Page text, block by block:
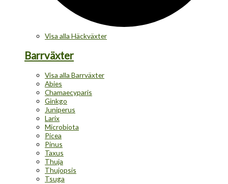
Visa alla Häckväxter
Barrväxter
Visa alla Barrväxter
Abies
Chamaecyparis
Ginkgo
Juniperus
Larix
Microbiota
Picea
Pinus
Taxus
Thuja
Thujopsis
Tsuga